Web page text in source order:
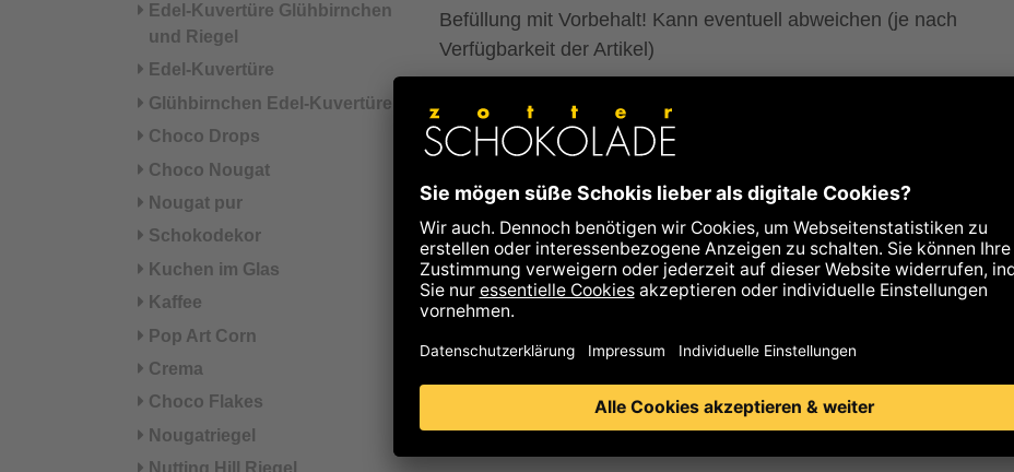
Edel-Kuvertüre Glühbirnchen
und Riegel
Edel-Kuvertüre
Glühbirnchen Edel-Kuvertüre
Choco Drops
Choco Nougat
Nougat pur
Schokodekor
Kuchen im Glas
Kaffee
Pop Art Corn
Crema
Choco Flakes
Nougatriegel
Befüllung mit Vorbehalt! Kann eventuell abweichen (je nach
Verfügbarkeit der Artikel)
Informationen zum Schoko-Abo
verpackt.
Die weiteren Teillieferungen erfolgen automatisch und werden nicht
mehr in einer unserer Kühltaschen versendet. Das Abo endet
automatisch nach der letzten Teillieferung.